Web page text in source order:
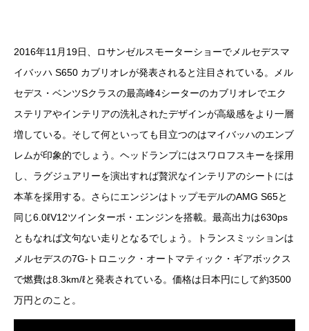
2016年11月19日、ロサンゼルスモーターショーでメルセデスマ
イバッハ S650 カブリオレが発表されると注目されている。メル
セデス・ベンツSクラスの最高峰4シーターのカブリオレでエク
ステリアやインテリアの洗礼されたデザインが高級感をより一層
増している。そして何といっても目立つのはマイバッハのエンブ
レムが印象的でしょう。ヘッドランプにはスワロフスキーを採用
し、ラグジュアリーを演出すれば贅沢なインテリアのシートには
本革を採用する。さらにエンジンはトップモデルのAMG S65と
同じ6.0ℓV12ツインターボ・エンジンを搭載。最高出力は630ps
ともなれば文句ない走りとなるでしょう。トランスミッションは
メルセデスの7G-トロニック・オートマティック・ギアボックス
で燃費は8.3km/ℓと発表されている。価格は日本円にして約3500
万円とのこと。